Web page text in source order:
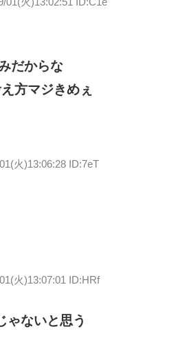
だからな
方マジきめぇ
火)13:06:28 ID:7eT
火)13:07:01 ID:HRf
ゃないと思う